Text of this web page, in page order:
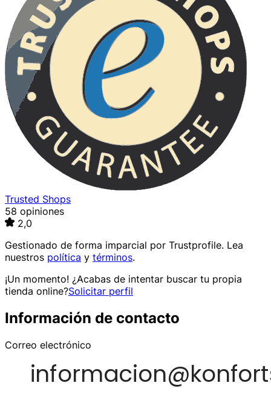
Trusted Shops
58 opiniones
2,0
Gestionado de forma imparcial por Trustprofile. Lea
nuestros política y términos.
¡Un momento! ¿Acabas de intentar buscar tu propia
tienda online?Solicitar perfil
Información de contacto
Correo electrónico